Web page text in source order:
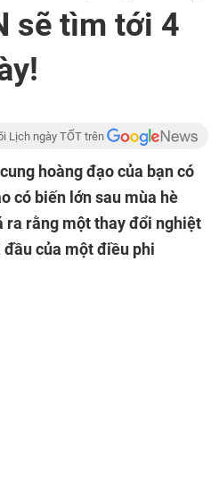
sẽ tìm tới 4
Lịch ngày TỐT trên
hoàng đạo của bạn có
có biến lớn sau mùa hè
ra rằng một thay đổi nghiệt
của một điều phi